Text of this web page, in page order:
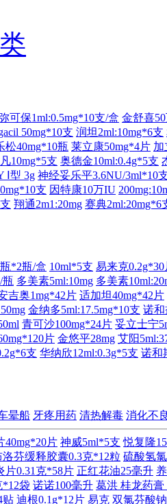
可保1ml:0.5mg*10支/盒 金舒喜
50mg*10支 润坦2ml:10mg*6支
松40mg*10瓶 莱立康50mg*4片 加
10mg*5支 奥德金10ml:0.4g*5支
Ⅰ型 3g 神经妥乐平3.6NU/3ml*10
支 因特康10万IU
翔通2m1:20mg 赛典2ml:20mg*6
*2瓶/盒 10ml*5支 易来克0.2g*30
瓶 多美素5ml:10mg 多美素
吉奥1mg*42片 适加坦40mg*42片
金纳多5ml:17.5mg*10支 诺和
青可沙100mg*24片 妥立士宁
片 金悠平28mg 艾阳
支 华纳欣12ml:0.3g*5支 诺和
晕船 牙疼用药 清热解毒 消化不
40mg*20片 神威5ml*5支 悦复隆
洛芬缓释胶囊0.3克*12粒 硫酸氢
片0.31克*58片 正红花油25毫升
*12袋 诺诺100毫升 葛洪 桂龙药膏
贴 迪根0.1g*12片 易克 双氯芬酸